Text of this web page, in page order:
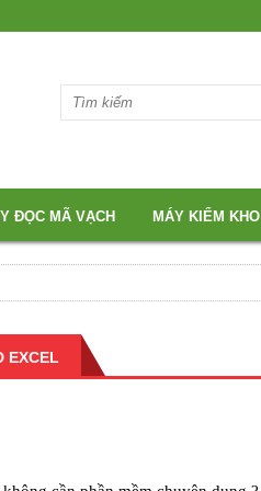
ĐỌC MÃ VẠCH MÁY KIỂM KHO
EXCEL